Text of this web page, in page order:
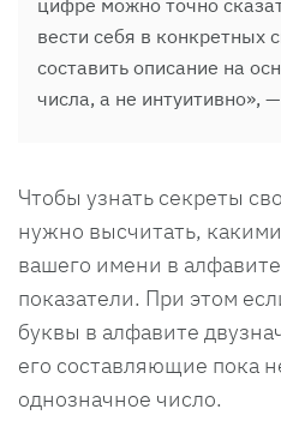
вести себя в конкретных
составить описание на
числа, а не интуитивно»,
Чтобы узнать секреты
нужно высчитать,
вашего имени в
показатели. При этом
буквы в алфавите
его составляющие пока
однозначное число.